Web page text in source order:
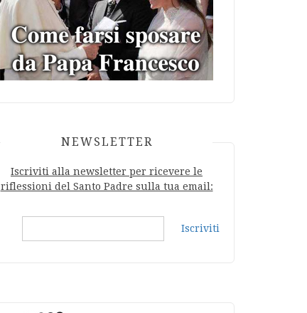
NEWSLETTER
Iscriviti alla newsletter per ricevere le
riflessioni del Santo Padre sulla tua email:
Iscriviti